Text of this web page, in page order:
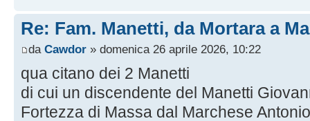
Re: Fam. Manetti, da Mortara a
da Cawdor » domenica 26 aprile 2026, 10:22
qua citano dei 2 Manetti
di cui un discendente del Manetti
Fortezza di Massa dal Marchese